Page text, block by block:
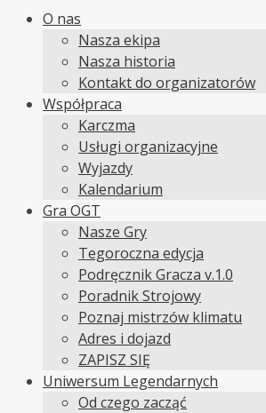
O nas
Nasza ekipa
Nasza historia
Kontakt do organizatorów
Współpraca
Karczma
Usługi organizacyjne
Wyjazdy
Kalendarium
Gra OGT
Nasze Gry
Tegoroczna edycja
Podręcznik Gracza v.1.0
Poradnik Strojowy
Poznaj mistrzów klimatu
Adres i dojazd
ZAPISZ SIĘ
Uniwersum Legendarnych
Od czego zacząć